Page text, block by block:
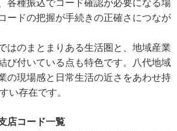
各種振込でコード確認が必要になる場
ードの把握が手続きの正確さにつなが
はのまとまりある生活圏と、地域産業
び付いている点も特色です。八代地域
の現場感と日常生活の近さをあわせ持
い存在です。
店コード一覧